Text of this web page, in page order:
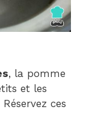
, la pomme
et les
ces